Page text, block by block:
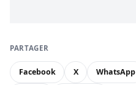
PARTAGER
Facebook X WhatsApp